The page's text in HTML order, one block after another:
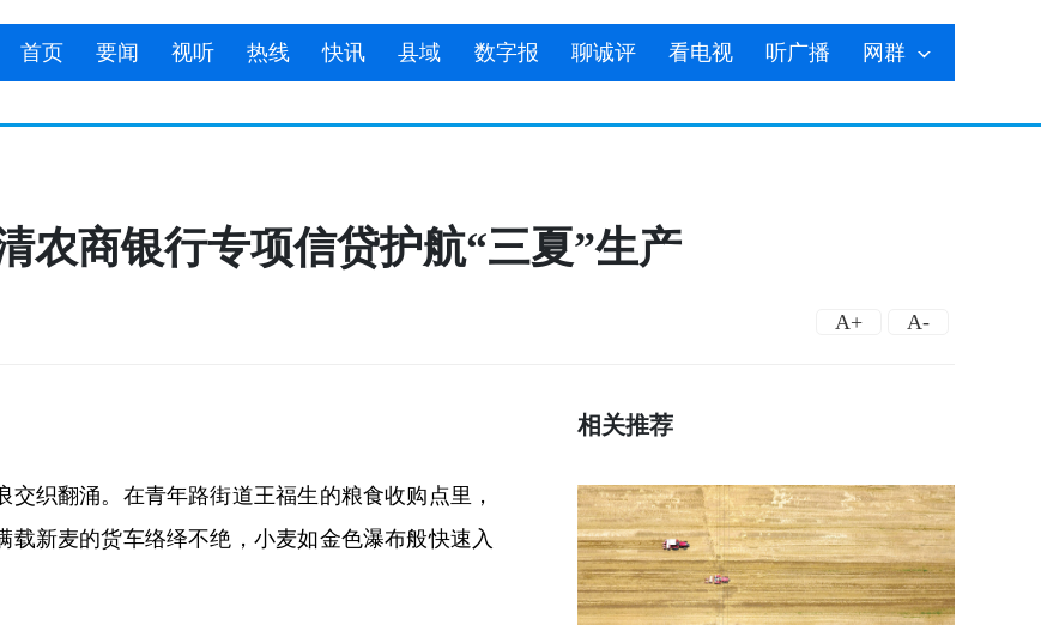
首页 要闻 视听 热线 快讯 县域 数字报 聊诚评 看电视 听广播 网群
商银行专项信贷护航“三夏”生产
A+ A-
织翻涌。在青年路街道王福生的粮食收购点里，
新麦的货车络绎不绝，小麦如金色瀑布般快速入
相关推荐